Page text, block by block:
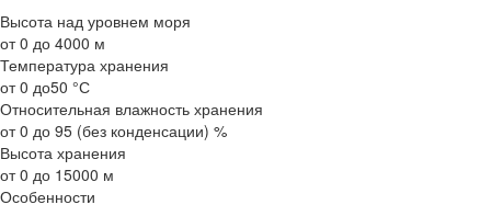
Высота над уровнем моря
от 0 до 4000 м
Температура хранения
от 0 до50 °С
Относительная влажность хранения
от 0 до 95 (без конденсации) %
Высота хранения
от 0 до 15000 м
Особенности